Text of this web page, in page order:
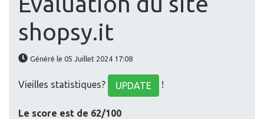
shopsy.it
Généré le 05 Juillet 2024 17:08
Vieilles statistiques? UPDATE !
Le score est de 62/100